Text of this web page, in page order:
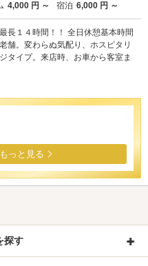
4,000 円 ～ 宿泊 6,000 円 ～
長１４時間！！ 全日休憩基本時間
舗。変わらぬ気配り、ホスピタリ
タイプ。来店時、お車から客室ま
っと見る
探す